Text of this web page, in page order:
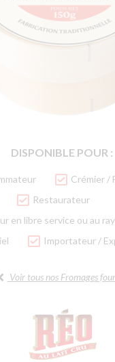
DISPONIBLE POUR :
Crémier /
Restaurateur
en libre service ou au
Importateur /
Voir tous nos Fromages